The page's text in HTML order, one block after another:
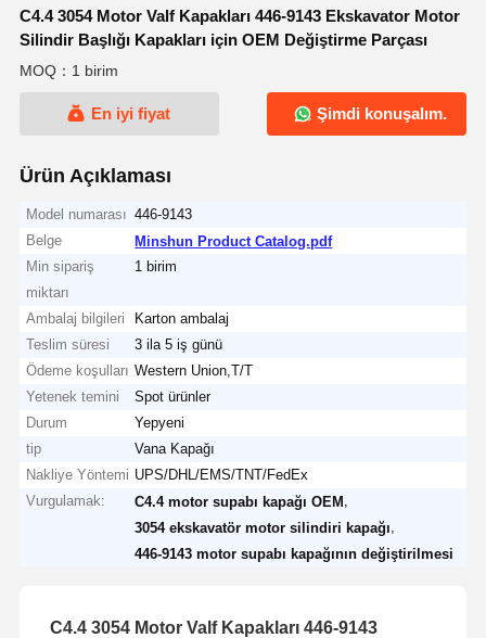
C4.4 3054 Motor Valf Kapakları 446-9143 Ekskavator Motor
Silindir Başlığı Kapakları için OEM Değiştirme Parçası
MOQ：1 birim
En iyi fiyat Şimdi konuşalım.
Ürün Açıklaması
Model numarası 446-9143
Belge
Minshun Product Catalog.pdf
Min sipariş
miktarı
1 birim
Ambalaj bilgileri
Karton ambalaj
Teslim süresi
3 ila 5 iş günü
Ödeme koşulları Western Union,T/T
Yetenek temini
Spot ürünler
Durum
Yepyeni
tip
Vana Kapağı
Nakliye Yöntemi UPS/DHL/EMS/TNT/FedEx
Vurgulamak:
C4.4 motor supabı kapağı OEM
3054 ekskavatör motor silindiri kapağı
446-9143 motor supabı kapağının değiştirilmesi
C4.4 3054 Motor Valf Kapakları 446-9143